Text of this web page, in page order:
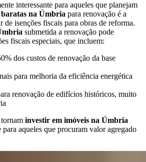
interessante para aqueles que planejam
na Úmbria para renovação é a
isenções fiscais para obras de reforma.
submetida a renovação pode
fiscais especiais, que incluem:
dos custos de renovação da base
para melhoria da eficiência energética
renovação de edifícios históricos, muito
investir em imóveis na Úmbria
para aqueles que procuram valor agregado